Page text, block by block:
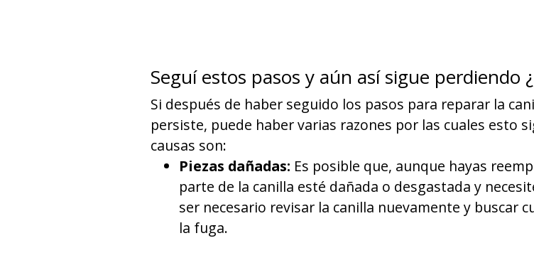
Seguí estos pasos y aún así sigue perdiendo
Si después de haber seguido los pasos para reparar la
persiste, puede haber varias razones por las cuales esto
causas son:
Piezas dañadas: Es posible que, aunque hayas
parte de la canilla esté dañada o desgastada y
ser necesario revisar la canilla nuevamente y buscar
la fuga.